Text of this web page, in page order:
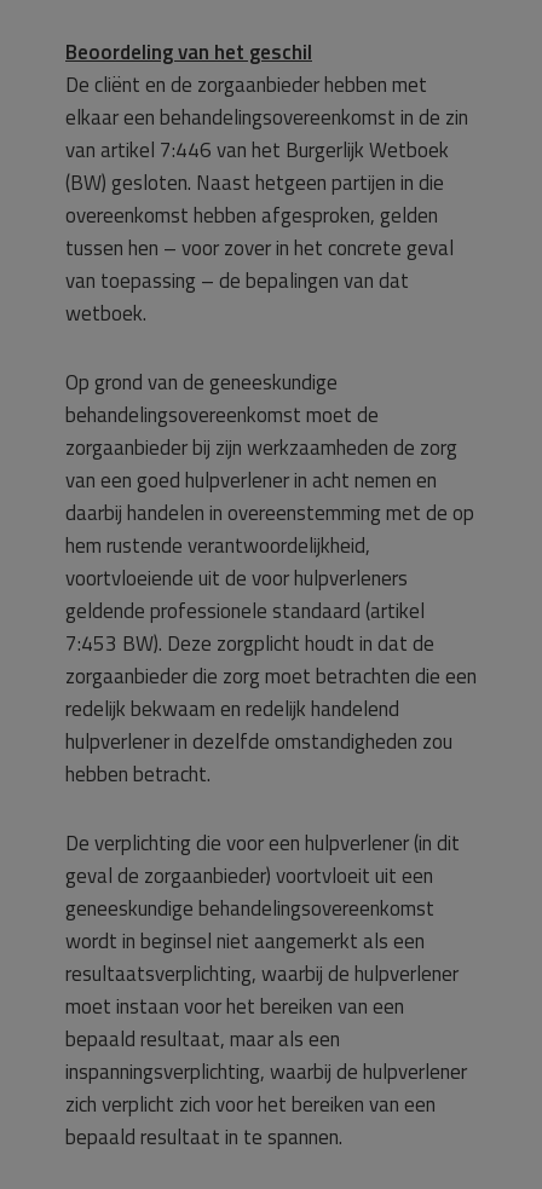
Beoordeling van het geschil
De cliënt en de zorgaanbieder hebben met
elkaar een behandelingsovereenkomst in de zin
van artikel 7:446 van het Burgerlijk Wetboek
(BW) gesloten. Naast hetgeen partijen in die
overeenkomst hebben afgesproken, gelden
tussen hen – voor zover in het concrete geval
van toepassing – de bepalingen van dat
wetboek.
Op grond van de geneeskundige
behandelingsovereenkomst moet de
zorgaanbieder bij zijn werkzaamheden de zorg
van een goed hulpverlener in acht nemen en
daarbij handelen in overeenstemming met de op
hem rustende verantwoordelijkheid,
voortvloeiende uit de voor hulpverleners
geldende professionele standaard (artikel
7:453 BW). Deze zorgplicht houdt in dat de
zorgaanbieder die zorg moet betrachten die een
redelijk bekwaam en redelijk handelend
hulpverlener in dezelfde omstandigheden zou
hebben betracht.
De verplichting die voor een hulpverlener (in dit
geval de zorgaanbieder) voortvloeit uit een
geneeskundige behandelingsovereenkomst
wordt in beginsel niet aangemerkt als een
resultaatsverplichting, waarbij de hulpverlener
moet instaan voor het bereiken van een
bepaald resultaat, maar als een
inspanningsverplichting, waarbij de hulpverlener
zich verplicht zich voor het bereiken van een
bepaald resultaat in te spannen.